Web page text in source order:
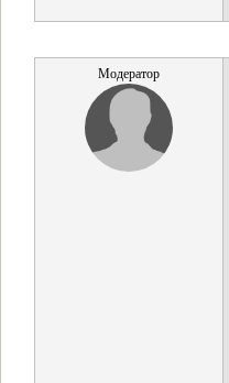
Модератор